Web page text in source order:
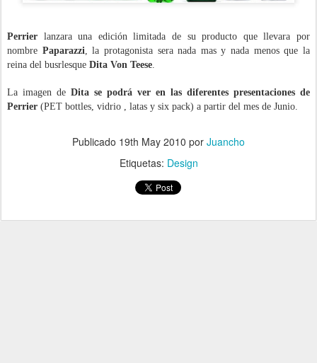
Perrier lanzara una edición limitada de su producto que llevara por
nombre Paparazzi, la protagonista sera nada mas y nada menos que la
reina del busrlesque Dita Von Teese.
La imagen de Dita se podrá ver en las diferentes presentaciones de
Perrier (PET bottles, vidrio , latas y six pack) a partir del mes de Junio.
Publicado 19th May 2010 por Juancho
Etiquetas: Design